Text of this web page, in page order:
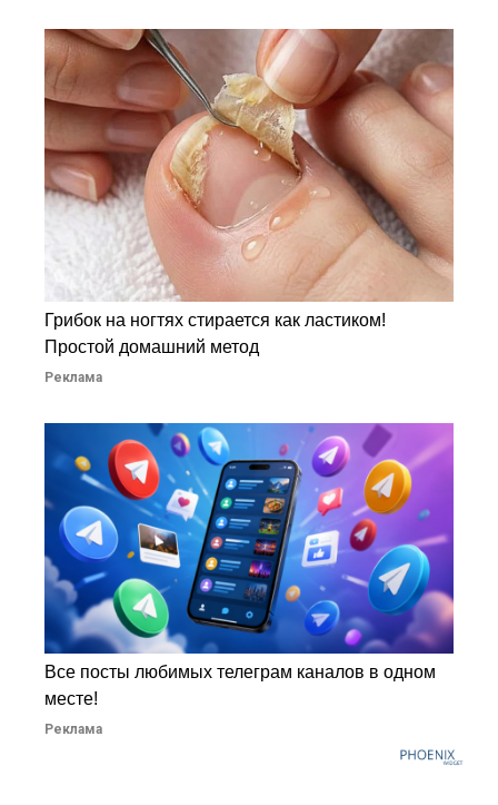
Грибок на ногтях стирается как ластиком!
Простой домашний метод
Реклама
Все посты любимых телеграм каналов в одном
месте!
Реклама